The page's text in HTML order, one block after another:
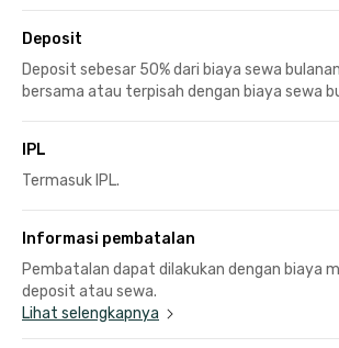
Deposit
Deposit sebesar 50% dari biaya sewa
bersama atau terpisah dengan biaya sewa
IPL
Termasuk IPL.
Informasi pembatalan
Pembatalan dapat dilakukan dengan biaya
deposit atau sewa.
Lihat selengkapnya